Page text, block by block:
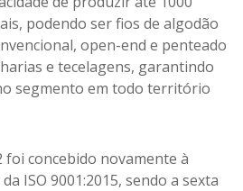
podendo ser fios de algodão
open-end e penteado
e tecelagens, garantindo
segmento em todo território
foi concebido novamente à
ISO 9001:2015, sendo a sexta